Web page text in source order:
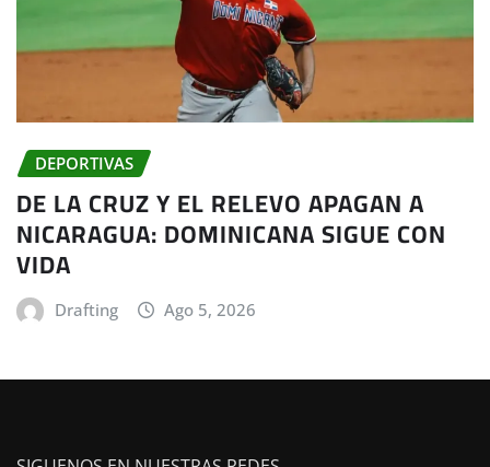
DEPORTIVAS
DE LA CRUZ Y EL RELEVO APAGAN A
NICARAGUA: DOMINICANA SIGUE CON
VIDA
Drafting Ago 5, 2026